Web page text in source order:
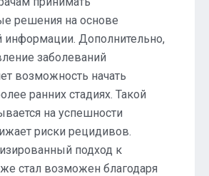
решения на основе
информации. Дополнительно,
заболеваний
возможность начать
ранних стадиях. Такой
на успешности
риски рецидивов.
подход к
стал возможен благодаря